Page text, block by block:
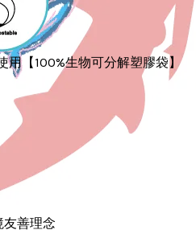
用【100%生物可分解塑膠袋】
善理念